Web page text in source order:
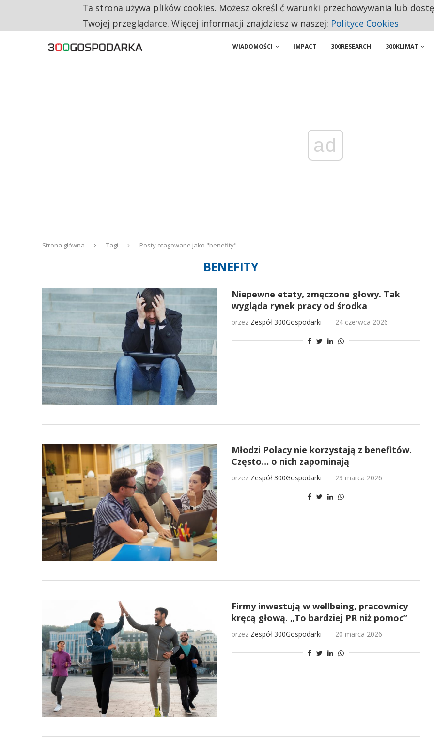
CO TRZECIĄ ZŁOTÓWKĘ Z EMERYTURY SENIORZY PRZEZNACZAJĄ NA PODSTAWOWE ZAKUPY
NA JEDEN WAKAT PRZYPADAJĄ 62 ZGŁOSZENIA. WIELU KANDYDATÓW NIE ROZPOCZYNA PRACY
WIADOMOŚCI IMPACT 300RESEARCH 300KLIMAT
ad
Strona główna Tagi Posty otagowane jako "benefity"
BENEFITY
Niepewne etaty, zmęczone głowy. Tak
wygląda rynek pracy od środka
przez Zespół 300Gospodarki 24 czerwca 2026
Młodzi Polacy nie korzystają z benefitów.
Często… o nich zapominają
przez Zespół 300Gospodarki 23 marca 2026
Firmy inwestują w wellbeing, pracownicy
kręcą głową. „To bardziej PR niż pomoc”
przez Zespół 300Gospodarki 20 marca 2026
Ta strona używa plików cookies. Możesz określić warunki przechowywania lub
Twojej przeglądarce. Więcej informacji znajdziesz w naszej: Polityce Cookies